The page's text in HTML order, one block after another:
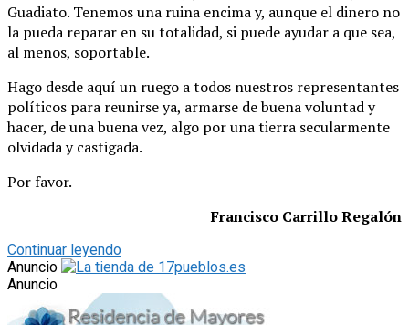
Guadiato. Tenemos una ruina encima y, aunque el dinero no
la pueda reparar en su totalidad, si puede ayudar a que sea,
al menos, soportable.
Hago desde aquí un ruego a todos nuestros representantes
políticos para reunirse ya, armarse de buena voluntad y
hacer, de una buena vez, algo por una tierra secularmente
olvidada y castigada.
Por favor.
Francisco Carrillo Regalón
Continuar leyendo
Anuncio
Anuncio